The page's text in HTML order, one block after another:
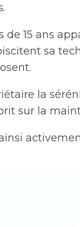
de 15 ans
sa
la
sur la